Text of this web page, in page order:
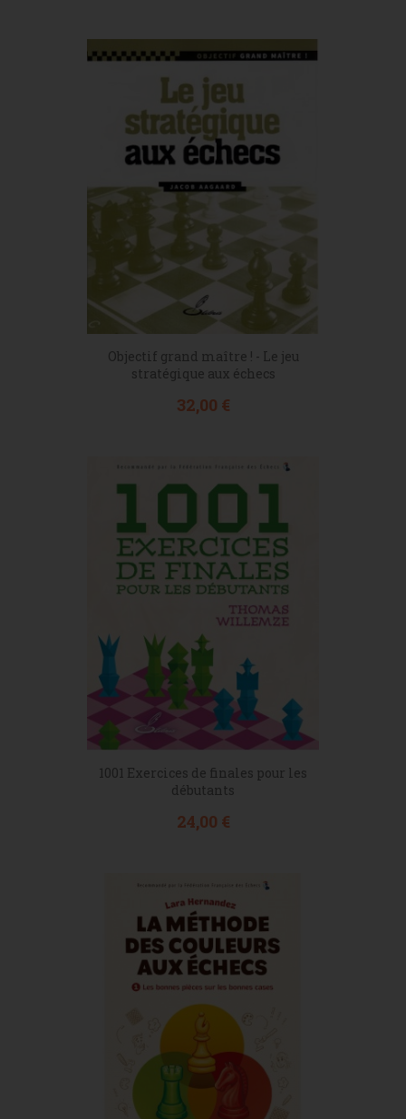
Objectif grand maître ! - Le jeu
stratégique aux échecs
Prix
32,00 €
1001 Exercices de finales pour les
débutants
Prix
24,00 €